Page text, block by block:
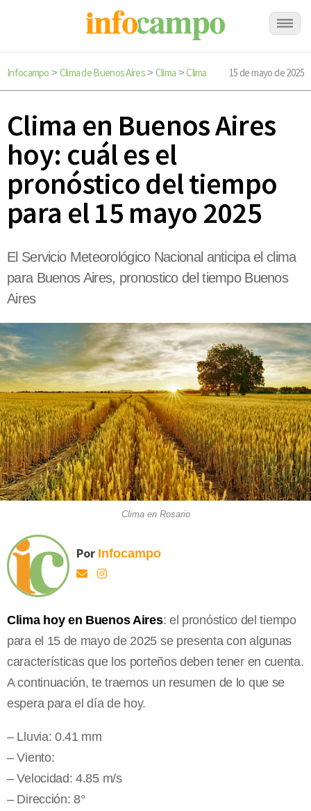
Infocampo > Clima de Buenos Aires> Clima >Clima 15 de mayo de 2025
Clima en Buenos Aires
hoy: cuál es el
pronóstico del tiempo
para el 15 mayo 2025
El Servicio Meteorológico Nacional anticipa el clima
para Buenos Aires, pronostico del tiempo Buenos
Aires
Clima en Rosario
Por Infocampo
Clima hoy en Buenos Aires: el pronóstico del tiempo
para el 15 de mayo de 2025 se presenta con algunas
características que los porteños deben tener en cuenta.
A continuación, te traemos un resumen de lo que se
espera para el día de hoy.
– Lluvia: 0.41 mm
– Viento:
– Velocidad: 4.85 m/s
– Dirección: 8°